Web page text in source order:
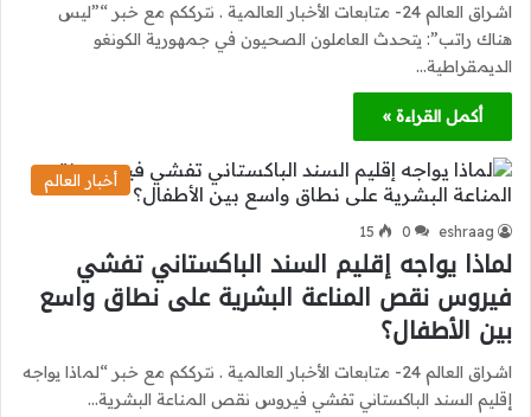
اشراق العالم 24- متابعات الأخبار العالمية . نترككم مع خبر “”ليس
هناك راتب”: يتحدث العاملون الصحيون في جمهورية الكونغو
الديمقراطية…
أكمل القراءة »
أخبار العالم
eshraag
0
15
لماذا يواجه إقليم السند الباكستاني تفشي
فيروس نقص المناعة البشرية على نطاق واسع
بين الأطفال؟
اشراق العالم 24- متابعات الأخبار العالمية . نترككم مع خبر “لماذا يواجه
إقليم السند الباكستاني تفشي فيروس نقص المناعة البشرية…